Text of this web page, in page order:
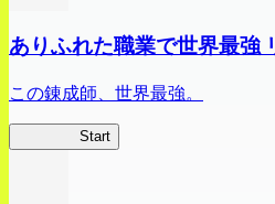
ありふれた職業で世界最強
この錬成師、世界最強。
Start